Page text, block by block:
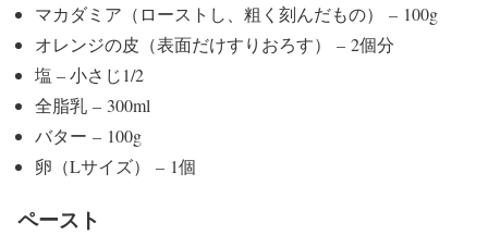
マカダミア（ローストし、粗く刻んだもの） – 100g
オレンジの皮（表面だけすりおろす） – 2個分
塩 – 小さじ1/2
全脂乳 – 300ml
バター – 100g
卵（Lサイズ） – 1個
ペースト